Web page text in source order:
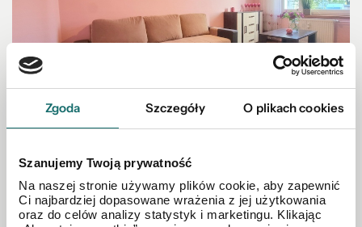
Zgoda Szczegóły O plikach cookies
Szanujemy Twoją prywatność
Na naszej stronie używamy plików cookie, aby zapewnić
Ci najbardziej dopasowane wrażenia z jej użytkowania
oraz do celów analizy statystyk i marketingu. Klikając
MIESZKANIE NA SPRZEDAŻ
Mieszkanie – Ozimek, ks. Jana Dzierżona